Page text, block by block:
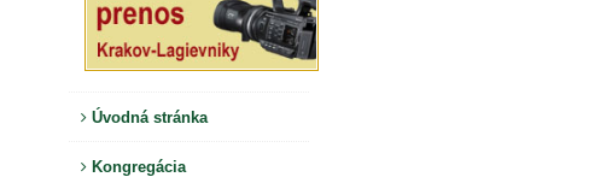
Úvodná stránka
Kongregácia